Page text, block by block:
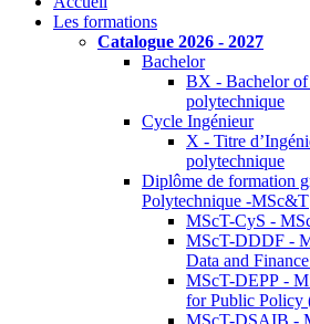
Les formations
Catalogue 2026 - 2027
Bachelor
BX - Bachelor of
polytechnique
Cycle Ingénieur
X - Titre
polytechnique
Diplôme de formation
Polytechnique -MSc&T
MScT-CyS -
MScT-DDDF -
Data and
MScT-DEPP -
for Public Policy
MScT-DSAIB -